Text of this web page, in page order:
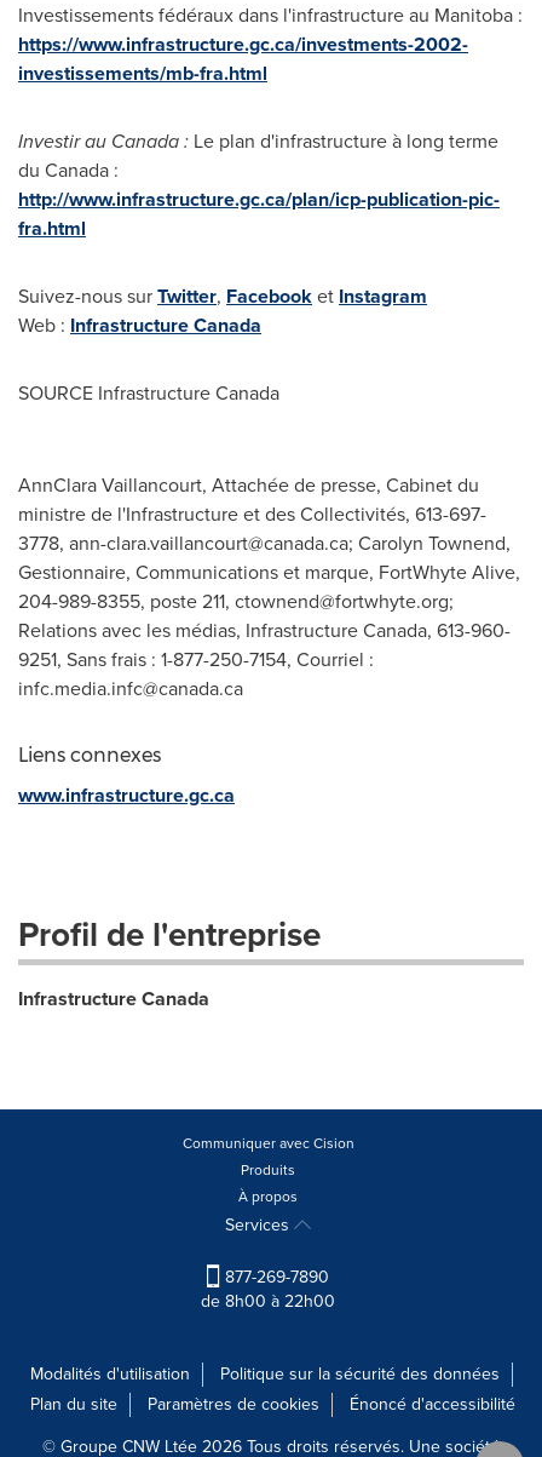
Investissements fédéraux dans l'infrastructure au Manitoba :
https://www.infrastructure.gc.ca/investments-2002-
investissements/mb-fra.html
Investir au Canada : Le plan d'infrastructure à long terme
du Canada :
http://www.infrastructure.gc.ca/plan/icp-publication-pic-
fra.html
Suivez-nous surTwitter, Facebooket Instagram
Web : InfrastructureCanada
SOURCE Infrastructure Canada
Ann­Clara Vaillancourt, Attachée de presse, Cabinet du
ministre de l'Infrastructure et des Collectivités, 613-697-
3778, ann-clara.vaillancourt@canada.ca; Carolyn Townend,
Gestionnaire, Communications et marque, FortWhyte Alive,
204-989-8355, poste 211, ctownend@fortwhyte.org;
Relations avec les médias, Infrastructure Canada, 613-960-
9251, Sans frais : 1-877-250-7154, Courriel :
infc.media.infc@canada.ca
Liens connexes
www.infrastructure.gc.ca
Profil de l'entreprise
Infrastructure Canada
Communiquer avec Cision
Produits
À propos
Services
877-269-7890
de 8h00 à 22h00
Modalités d'utilisation
Politique sur la sécurité des données
Plan du site
Paramètres de cookies
Énoncé d'accessibilité
© Groupe CNW Ltée 2026 Tous droits réservés. Une société